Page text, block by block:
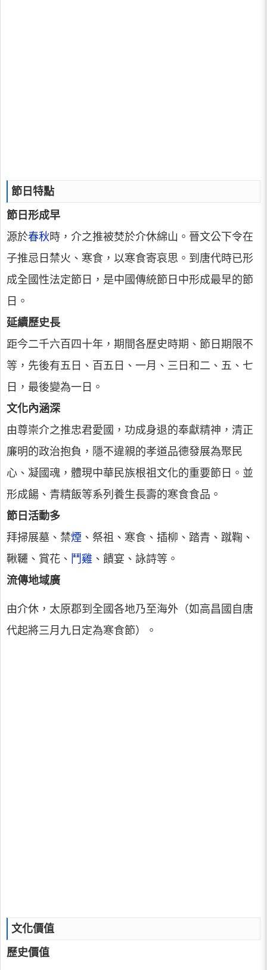
節日特點
節日形成早
源於春秋時，介之推被焚於介休綿山。晉文公下令在
子推忌日禁火、寒食，以寒食寄哀思。到唐代時已形
成全國性法定節日，是中國傳統節日中形成最早的節
日。
延續歷史長
距今二千六百四十年，期間各歷史時期、節日期限不
等，先後有五日、百五日、一月、三日和二、五、七
日，最後變為一日。
文化內涵深
由尊崇介之推忠君愛國，功成身退的奉獻精神，清正
廉明的政治抱負，隱不違親的孝道品德發展為聚民
心、凝國魂，體現中華民族根祖文化的重要節日。並
形成餳、青精飯等系列養生長壽的寒食食品。
節日活動多
拜掃展墓、禁煙 、祭祖、寒食、插柳、踏青、蹴鞠、
鞦韆、賞花、 鬥雞 、饋宴、詠詩等。
流傳地域廣
由介休，太原郡到全國各地乃至海外（如高昌國自唐
代起將三月九日定為寒食節）。
文化價值
歷史價值